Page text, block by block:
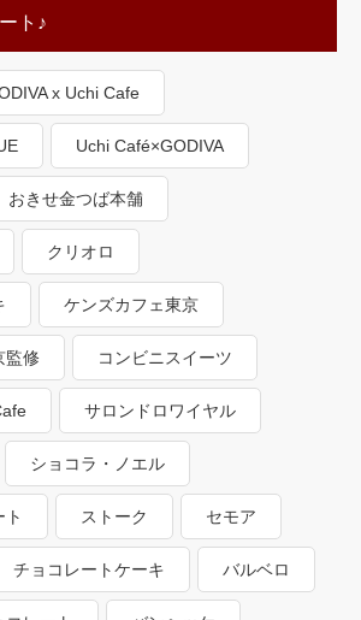
ト♪
x Uchi Cafe
Uchi Café×GODIVA
おきせ金つば本舗
クリオロ
ケンズカフェ東京
監修 コンビニスイーツ
サロンドロワイヤル
ショコラ・ノエル
ト ストーク セモア
チョコレートケーキ バルベロ